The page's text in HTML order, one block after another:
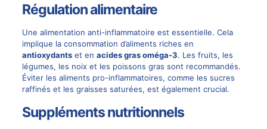
Régulation alimentaire
Une alimentation anti-inflammatoire est essentielle. Cela
implique la consommation d’aliments riches en
antioxydantset en acides gras oméga-3. Les fruits, les
légumes, les noix et les poissons gras sont recommandés.
Éviter les aliments pro-inflammatoires, comme les sucres
raffinés et les graisses saturées, est également crucial.
Suppléments nutritionnels